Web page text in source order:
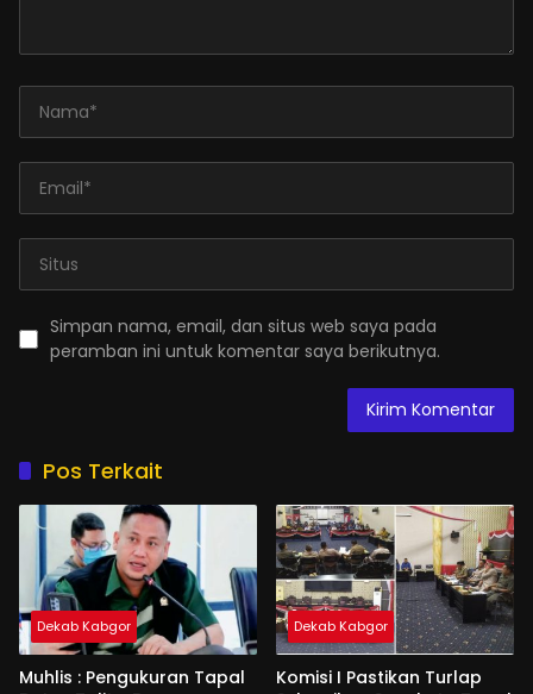
Simpan nama, email, dan situs web saya pada
peramban ini untuk komentar saya berikutnya.
Pos Terkait
Dekab Kabgor
Muhlis : Pengukuran Tapal
Dekab Kabgor
Komisi I Pastikan Turlap